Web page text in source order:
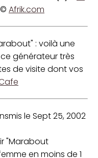
Afrik.com
: voilà une
générateur très
de visite dont vos
le Sept 25, 2002
"Marabout
en moins de 1